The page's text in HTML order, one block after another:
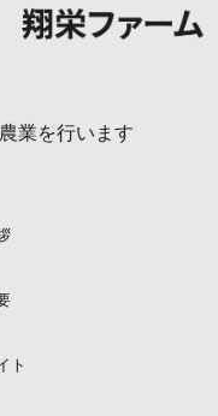
業を行います
ト